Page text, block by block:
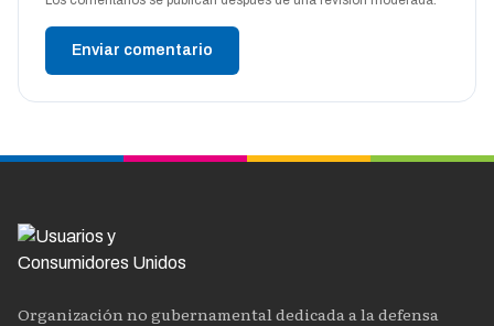
Enviar comentario
Organización no gubernamental dedicada a la defensa